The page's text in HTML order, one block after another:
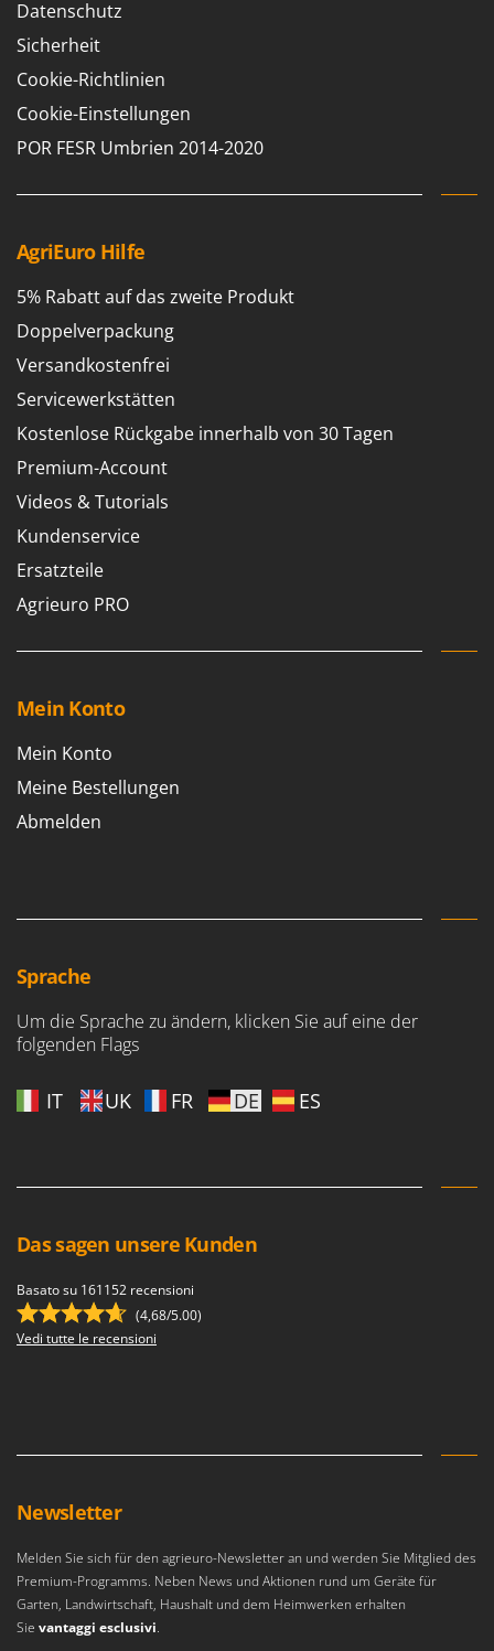
W
Wein- und Obstpressen
Weitere Produkte
Wippsägen
Wurstfüller
Z
Zerstäuber
Zinkeneggen
Zubehör für Rasentraktoren
KitchenAid
Komo
L
Laica
Lampacrescia - MGM
Lavor
Lisam
Lotusgrill
M
M.A.I.BO.
Macom
Macte Ovens
Makita
MAMMAMIA
Marcato
Marina Systems
McCulloch
MOVA
MTD
N
New O.M.R.A.
NuovaFac
O
OMA
Ooni
Oriental Koshin
Outdoorchef
Datenschutz
Sicherheit
Cookie-Richtlinien
Cookie-Einstellungen
POR FESR Umbrien 2014-2020
AgriEuro Hilfe
5% Rabatt auf das zweite Produkt
Doppelverpackung
Versandkostenfrei
Servicewerkstätten
Kostenlose Rückgabe innerhalb von 30 Tagen
Premium-Account
Videos & Tutorials
Kundenservice
Ersatzteile
Agrieuro PRO
Mein Konto
Mein Konto
Meine Bestellungen
Abmelden
Sprache
Um die Sprache zu ändern, klicken Sie auf eine der
folgenden Flags
IT UK FR DE ES
Das sagen unsere Kunden
Basato su 161152 recensioni
(4,68/5.00)
Vedi tutte le recensioni
Newsletter
Melden Sie sich für den agrieuro-Newsletter an und werden Sie Mitglied des
Premium-Programms. Neben News und Aktionen rund um Geräte für
Garten, Landwirtschaft, Haushalt und dem Heimwerken erhalten
Sie vantaggi esclusivi.